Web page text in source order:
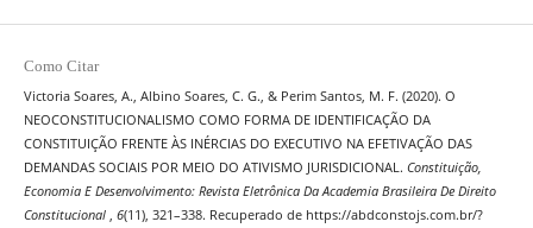
Como Citar
Victoria Soares, A., Albino Soares, C. G., & Perim Santos, M. F. (2020). O
NEOCONSTITUCIONALISMO COMO FORMA DE IDENTIFICAÇÃO DA
CONSTITUIÇÃO FRENTE ÀS INÉRCIAS DO EXECUTIVO NA EFETIVAÇÃO DAS
DEMANDAS SOCIAIS POR MEIO DO ATIVISMO JURISDICIONAL. Constituição,
Economia E Desenvolvimento: Revista Eletrônica Da Academia Brasileira De Direito
Constitucional
6(11), 321–338. Recuperado de https://abdconstojs.com.br/?